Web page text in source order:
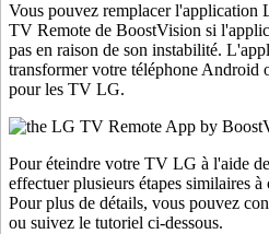
Vous pouvez remplacer
TV Remote de BoostVision si
pas en raison de son instabilité.
transformer votre téléphone Android
pour les TV LG.
Pour éteindre votre TV LG à l'aide
effectuer plusieurs étapes similaires à
Pour plus de détails, vous pouvez
ou suivez le tutoriel ci-dessous.